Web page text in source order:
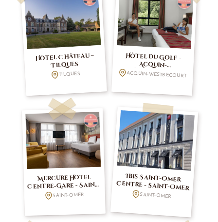
Hôtel Château –
Tilques
TILQUES
Hôtel du Golf -
Acquin-
Westbecourt
ACQUIN-WESTBECOURT
Mercure Hotel
Centre-Gare - Saint-
Omer
SAINT-OMER
Ibis Saint-Omer
Centre - Saint-Omer
SAINT-OMER